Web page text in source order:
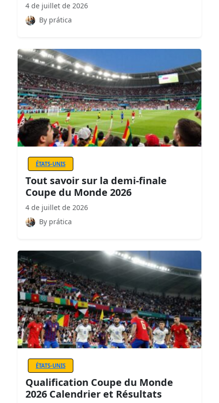
4 de juillet de 2026
By prática
ÉTATS-UNIS
Tout savoir sur la demi-finale
Coupe du Monde 2026
4 de juillet de 2026
By prática
ÉTATS-UNIS
Qualification Coupe du Monde
2026 Calendrier et Résultats